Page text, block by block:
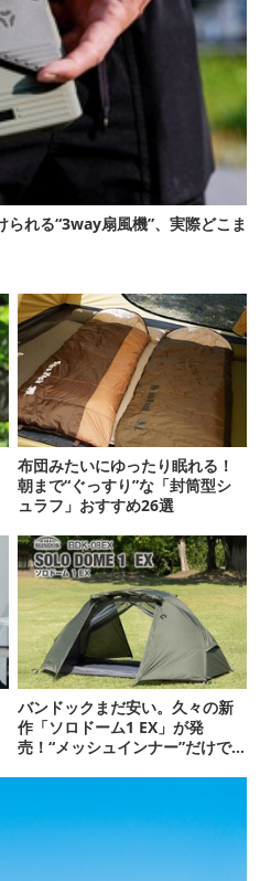
られる“3way扇風機”、実際どこま
布団みたいにゆったり眠れる！
朝まで“ぐっすり”な「封筒型シ
ュラフ」おすすめ26選
バンドックまだ安い。久々の新
作「ソロドーム1 EX」が発
売！“メッシュインナー”だけで